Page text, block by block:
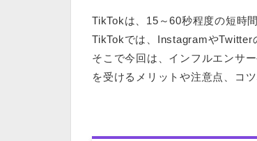
TikTokは、 15～60秒程度の短時
TikTokでは、InstagramやTwitter
そこで今回は、インフルエンサ
を受けるメリットや注意点、コツ